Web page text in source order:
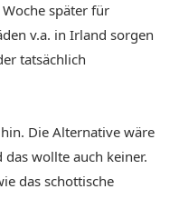
später für
v.a. in Irland sorgen
tatsächlich
Die Alternative wäre
wollte auch keiner.
das schottische